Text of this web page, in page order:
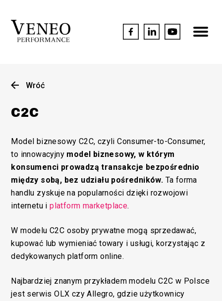
Wróć
C2C
Model biznesowy C2C, czyli Consumer-to-Consumer,
to innowacyjny model biznesowy, w którym
konsumenci prowadzą transakcje bezpośrednio
między sobą, bez udziału pośredników. Ta forma
handlu zyskuje na popularności dzięki rozwojowi
internetu iplatform marketplace.
W modelu C2C osoby prywatne mogą sprzedawać,
kupować lub wymieniać towary i usługi, korzystając z
dedykowanych platform online.
Najbardziej znanym przykładem modelu C2C w Polsce
jest serwis OLX czy Allegro, gdzie użytkownicy